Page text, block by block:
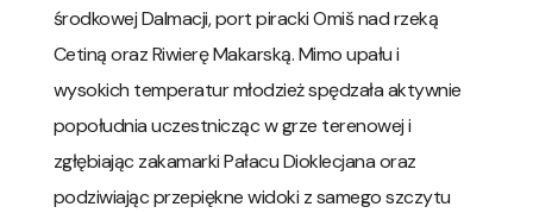
środkowej Dalmacji, port piracki Omiš nad rzeką
Cetiną oraz Riwierę Makarską. Mimo upału i
wysokich temperatur młodzież spędzała aktywnie
popołudnia uczestnicząc w grze terenowej i
zgłębiając zakamarki Pałacu Dioklecjana oraz
podziwiając przepiękne widoki z samego szczytu